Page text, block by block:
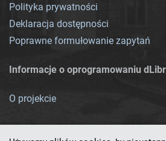
Polityka prywatności
Deklaracja dostępności
Poprawne formułowanie zapytań
Informacje o oprogramowaniu
O projekcie